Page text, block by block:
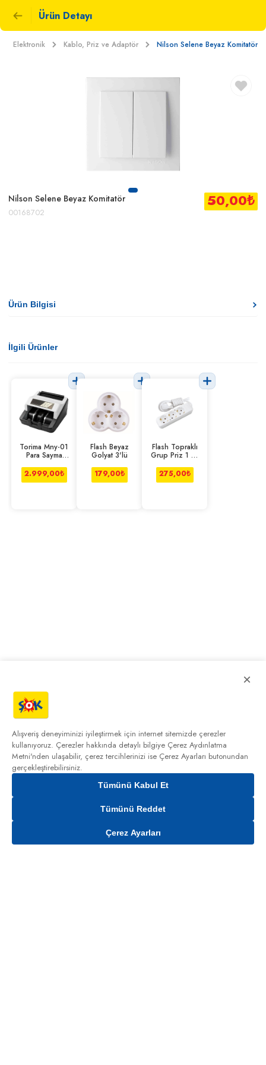
Ürün Detayı
Elektronik Kablo, Priz ve Adaptör Nilson Selene Beyaz Komitatör
Nilson Selene Beyaz Komitatör
00168702
50,00₺
Gelince Haber Ver
Ürün Bilgisi
İlgili Ürünler
Torima Mny-01
Para Sayma
2.999,00₺
Flash Beyaz
Golyat 3'lü
179,00₺
Flash Topraklı
Grup Priz 1 Mt
275,00₺
×
Alışveriş deneyiminizi iyileştirmek için internet sitemizde çerezler
kullanıyoruz. Çerezler hakkında detaylı bilgiye Çerez Aydınlatma
Metni'nden ulaşabilir, çerez tercihlerinizi ise Çerez Ayarları butonundan
gerçekleştirebilirsiniz.
Tümünü Kabul Et
Tümünü Reddet
Çerez Ayarları